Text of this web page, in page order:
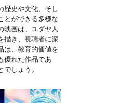
歴史や文化、そし
とができる多様な
映画は、ユダヤ人
描き、視聴者に深
は、教育的価値を
優れた作品であ
しょう。